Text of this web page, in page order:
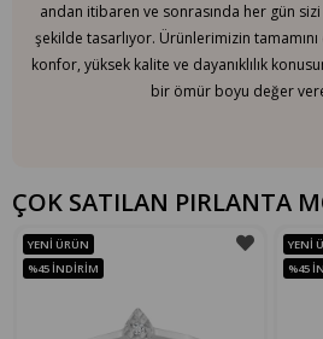
andan itibaren ve sonrasında her gün
şekilde tasarlıyor. Ürünlerimizin
konfor, yüksek kalite ve dayanıklılık
bir ömür boyu değer
ÇOK SATILAN PIRLANTA
YENI ÜRÜN
%45 İNDIRIM
YENI
%45